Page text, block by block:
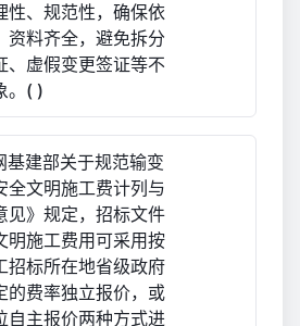
性、规范性，确保依
资料齐全，避免拆分
、虚假变更签证等不
。( )
基建部关于规范输变
全文明施工费计列与
见》规定，招标文件
明施工费用可采用按
招标所在地省级政府
的费率独立报价，或
自主报价两种方式进